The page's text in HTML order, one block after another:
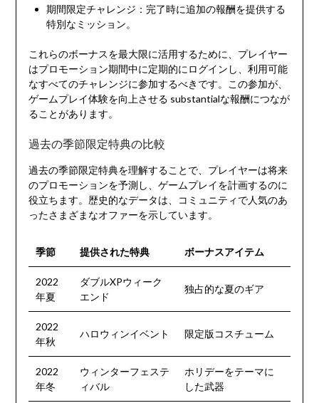
期間限定チャレンジ：完了時に追加の報酬を提供する
特別なミッション。
これらのボーナスを最大限に活用するために、プレイヤー
はプロモーション期間中に定期的にログインし、利用可能
なすべてのチャレンジに参加するべきです。この参加が、
ゲームプレイ体験を向上させる substantialな報酬につなが
ることがあります。
過去の季節限定特典の比較
過去の季節限定特典を理解することで、プレイヤーは将来
のプロモーションを予測し、ゲームプレイを計画するのに
役立ちます。歴史的なデータは、コミュニティで人気のあ
ったさまざまなオファーを示しています。
季節 提供された特典 ボーナスアイテム
2022
年夏
ダブルXPウィーク
エンド
独占的な夏のギア
2022
年秋
ハロウィンイベント 限定版コスチューム
2022
年冬
ウィンターフェステ
ィバル
ホリデーをテーマに
した武器